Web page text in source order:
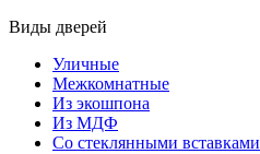
Виды дверей
Уличные
Межкомнатные
Из экошпона
Из МДФ
Со стеклянными вставками